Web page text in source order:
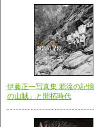
伊藤正一写真集 源流の記
の山賊」と開拓時代